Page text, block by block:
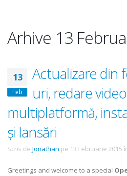
Arhive 13
13
Feb
Actualizare din
uri, redare
multiplatformă,
și lansări
Scris de Jonathan pe 13 Februarie 2015
Greetings and welcome to a special